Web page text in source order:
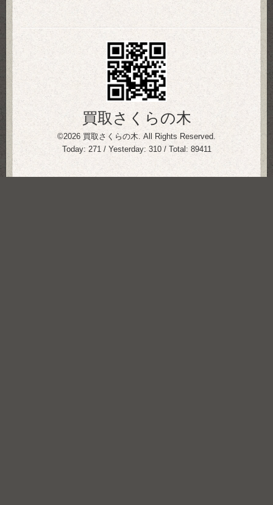
買取さくらの木
©2026 買取さくらの木 . All Rights Reserved.
Today: 271 / Yesterday: 310/ Total: 89411